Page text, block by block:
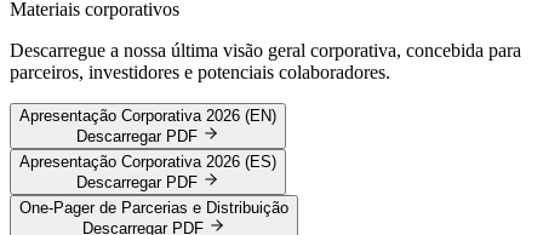
Materiais corporativos
Descarregue a nossa última visão geral corporativa, concebida para
parceiros, investidores e potenciais colaboradores.
Apresentação Corporativa 2026 (EN)
Descarregar PDF
Apresentação Corporativa 2026 (ES)
Descarregar PDF
One-Pager de Parcerias e Distribuição
Descarregar PDF